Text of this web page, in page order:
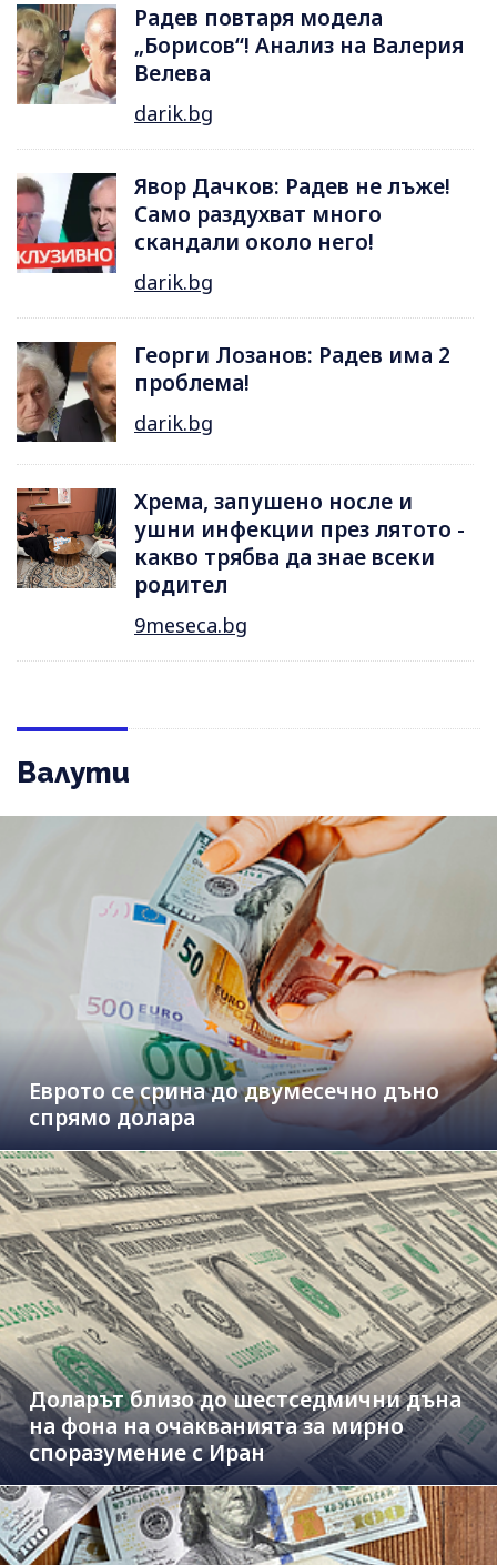
Радев повтаря модела
„Борисов“! Анализ на Валерия
Велева
darik.bg
Явор Дачков: Радев не лъже!
Само раздухват много
скандали около него!
darik.bg
Георги Лозанов: Радев има 2
проблема!
darik.bg
Хрема, запушено носле и
ушни инфекции през лятотo -
какво трябва да знае всеки
родител
9meseca.bg
Валути
Еврото се срина до двумесечно дъно
спрямо долара
Доларът близо до шестседмични дъна
на фона на очакванията за мирно
споразумение с Иран